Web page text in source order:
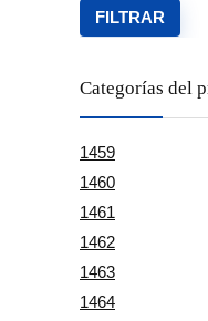
FILTRAR
Categorías del
1459
1460
1461
1462
1463
1464